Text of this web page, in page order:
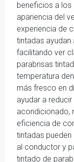
beneficios a
apariencia del
experiencia de
tintadas ayudan
facilitando ver
parabrisas
temperatura
más fresco en
ayudar a
acondicionado,
eficiencia de
tintadas
al conductor y
tintado de